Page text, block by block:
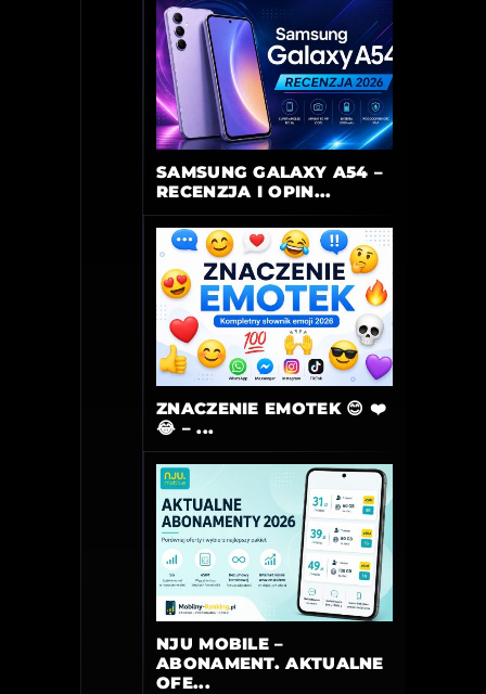
SAMSUNG GALAXY A54 –
RECENZJA I OPIN...
ZNACZENIE EMOTEK 😊 ❤️
😂 – ...
NJU MOBILE –
ABONAMENT. AKTUALNE
OFE...